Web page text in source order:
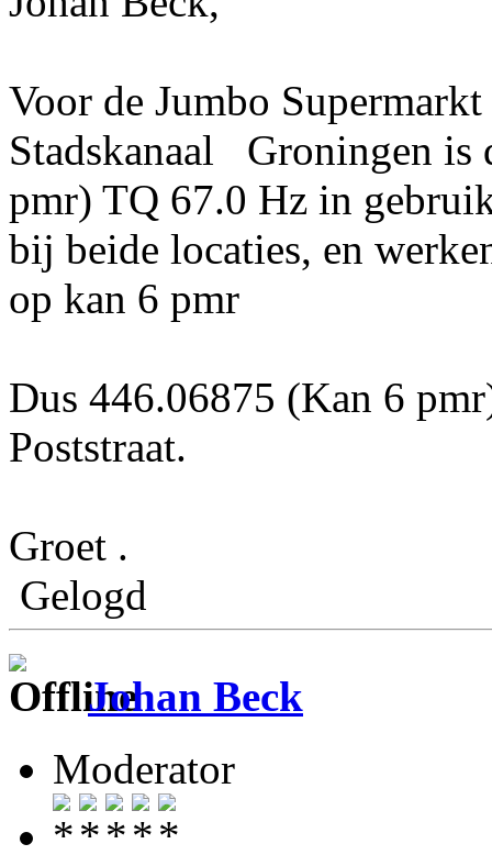
Voor de Jumbo
Stadskanaal Groningen is
pmr) TQ 67.0 Hz in
bij beide locaties, en
op kan 6 pmr
Dus 446.06875 (Kan 6
Poststraat.
Groet .
Gelogd
Johan Beck
Moderator